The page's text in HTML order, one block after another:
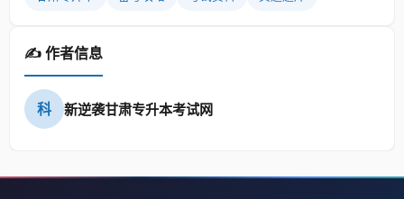
✍️ 作者信息
科 新逆袭甘肃专升本考试网